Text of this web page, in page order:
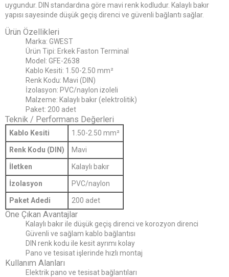
uygundur. DIN standardına göre mavi renk kodludur. Kalaylı bakır
yapısı sayesinde düşük geçiş direnci ve güvenli bağlantı sağlar.
Ürün Özellikleri
Marka: GWEST
Ürün Tipi: Erkek Faston Terminal
Model: GFE-2638
Kablo Kesiti: 1.50-2.50 mm²
Renk Kodu: Mavi (DIN)
İzolasyon: PVC/naylon izoleli
Malzeme: Kalaylı bakır (elektrolitik)
Paket: 200 adet
Teknik / Performans Değerleri
Kablo Kesiti 1.50-2.50 mm²
Renk Kodu (DIN) Mavi
İletken Kalaylı bakır
İzolasyon PVC/naylon
Paket Adedi 200 adet
Öne Çıkan Avantajlar
Kalaylı bakır ile düşük geçiş direnci ve korozyon direnci
Güvenli ve sağlam kablo bağlantısı
DIN renk kodu ile kesit ayrımı kolay
Pano ve tesisat işlerinde hızlı montaj
Kullanım Alanları
Elektrik pano ve tesisat bağlantıları